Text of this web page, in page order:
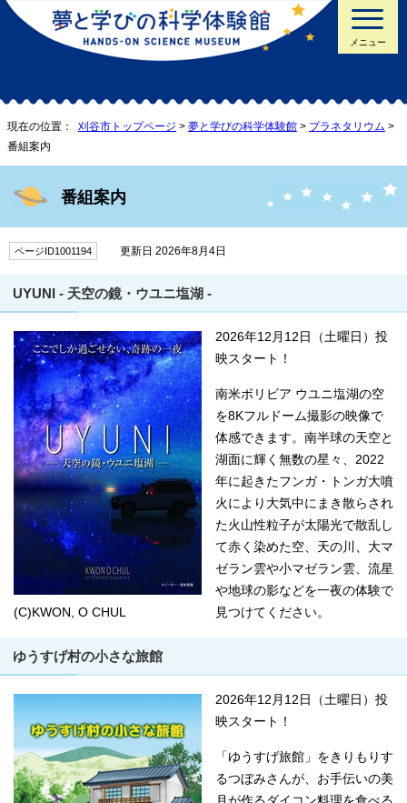
メニュー
現在の位置： 刈谷市トップページ > 夢と学びの科学体験館 > プラネタリウム >
番組案内
番組案内
ページID1001194 更新日 2026年8月4日
UYUNI - 天空の鏡・ウユニ塩湖 -
(C)KWON, O CHUL
2026年12月12日（土曜日）投
映スタート！
南米ボリビア ウユニ塩湖の空
を8Kフルドーム撮影の映像で
体感できます。南半球の天空と
湖面に輝く無数の星々、2022
年に起きたフンガ・トンガ大噴
火により大気中にまき散らされ
た火山性粒子が太陽光で散乱し
て赤く染めた空、天の川、大マ
ゼラン雲や小マゼラン雲、流星
や地球の影などを一夜の体験で
見つけてください。
ゆうすげ村の小さな旅館
2026年12月12日（土曜日）投
映スタート！
「ゆうすげ旅館」をきりもりす
るつぼみさんが、お手伝いの美